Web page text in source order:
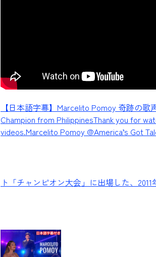
【日本語字幕】Marcelito Pomoy 奇跡の歌
Champion from PhilippinesThank you for
videos.Marcelito Pomoy @America’s Got
ト「チャンピオン大会」に出場した、